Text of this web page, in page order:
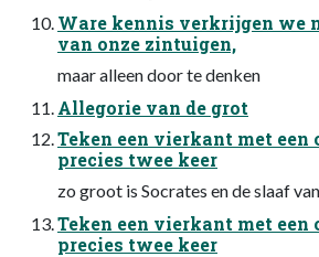
Ware kennis verkrijgen we
van onze zintuigen,
maar alleen door te denken
Allegorie van de grot
Teken een vierkant met
precies twee keer
zo groot is Socrates en de slaaf
Teken een vierkant met
precies twee keer